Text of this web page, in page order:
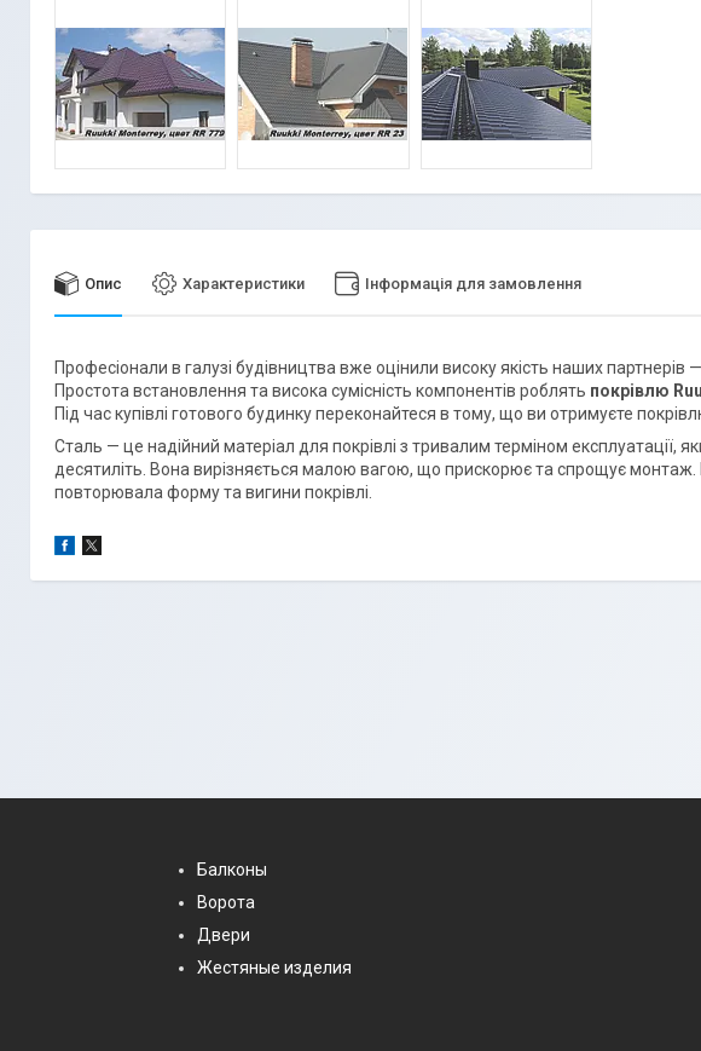
Опис Характеристики Інформація для замовлення
Професіонали в галузі будівництва вже оцінили високу якість наших
Простота встановлення та висока сумісність компонентів роблять покрівлю
Під час купівлі готового будинку переконайтеся в тому, що ви отримуєте
Сталь — це надійний матеріал для покрівлі з тривалим терміном
десятиліть. Вона вирізняється малою вагою, що прискорює та спрощує
повторювала форму та вигини покрівлі.
Балконы
Ворота
Двери
Жестяные изделия